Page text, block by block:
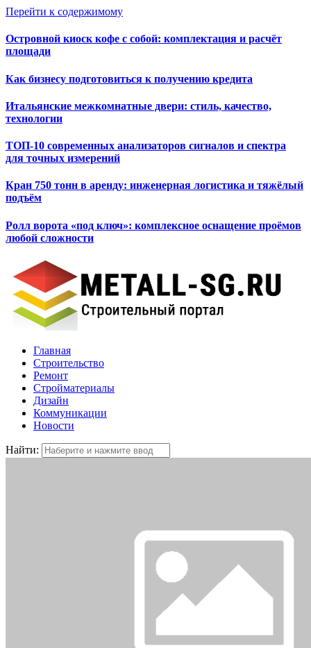
Перейти к содержимому
Островной киоск кофе с собой: комплектация и расчёт
площади
Как бизнесу подготовиться к получению кредита
Итальянские межкомнатные двери: стиль, качество,
технологии
ТОП-10 современных анализаторов сигналов и спектра
для точных измерений
Кран 750 тонн в аренду: инженерная логистика и тяжёлый
подъём
Ролл ворота «под ключ»: комплексное оснащение проёмов
любой сложности
Главная
Строительство
Ремонт
Стройматериалы
Дизайн
Коммуникации
Новости
Найти: